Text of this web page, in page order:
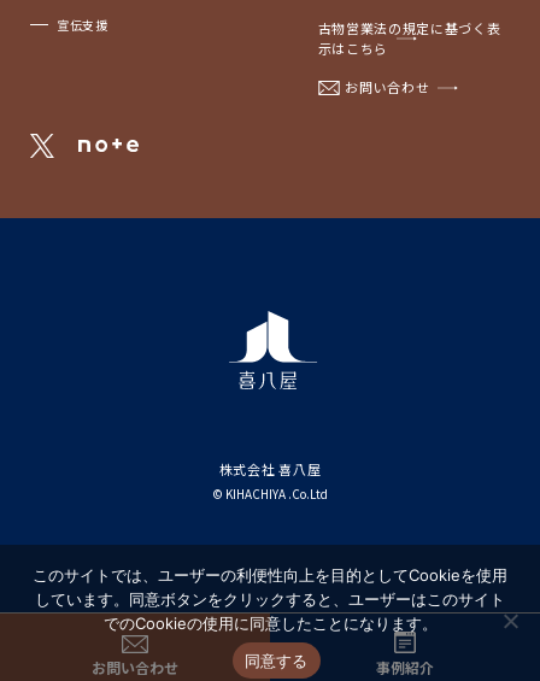
宣伝支援
古物営業法の規定に基づく表
示はこちら
お問い合わせ
株式会社 喜八屋
© KIHACHIYA .Co.Ltd
お問い合わせ 事例紹介
このサイトでは、ユーザーの利便性向上を目的としてCookieを使用
しています。同意ボタンをクリックすると、ユーザーはこのサイト
でのCookieの使用に同意したことになります。
同意する